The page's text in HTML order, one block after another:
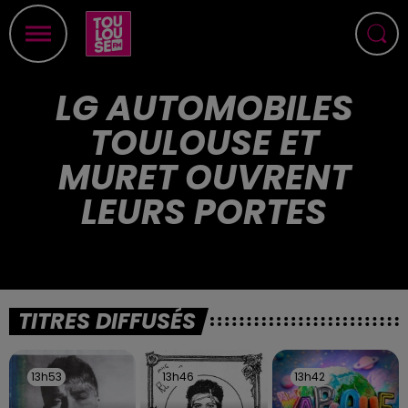
LG AUTOMOBILES
TOULOUSE ET
MURET OUVRENT
LEURS PORTES
TITRES DIFFUSÉS
13h53
13h53 13h46
13h46 13h42
13h42